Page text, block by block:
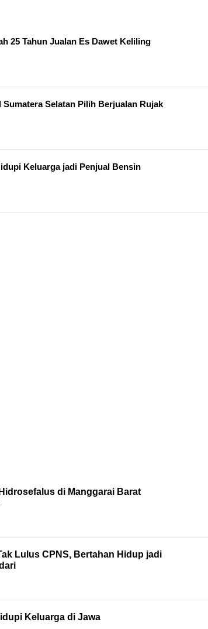
25 Tahun Jualan Es Dawet Keliling
Selatan Pilih Berjualan Rujak
Keluarga jadi Penjual Bensin
di Manggarai Barat
Lulus CPNS, Bertahan Hidup jadi
Keluarga di Jawa